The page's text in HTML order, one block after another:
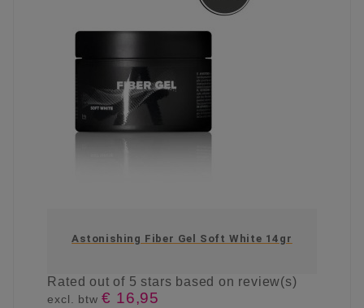
Astonishing Fiber Gel Soft White 14gr
Ratedout of 5 stars based on review(s)
excl. btw€ 16,95